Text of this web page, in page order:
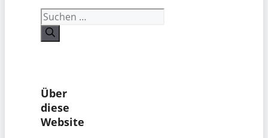
Suchen
nach:
Über
diese
Website